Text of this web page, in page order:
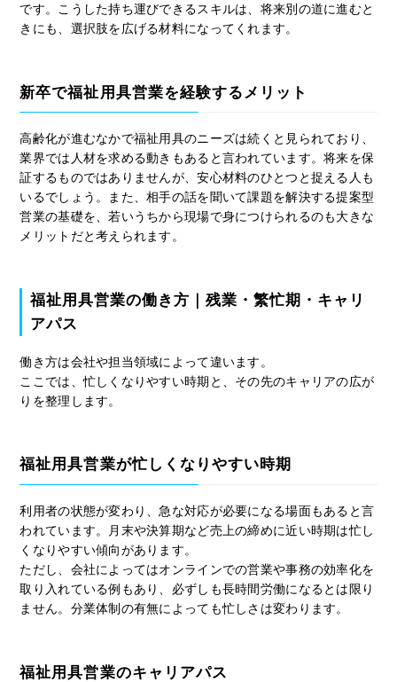
です。こうした持ち運びできるスキルは、将来別の道に進むと
きにも、選択肢を広げる材料になってくれます。
新卒で福祉用具営業を経験するメリット
高齢化が進むなかで福祉用具のニーズは続くと見られており、
業界では人材を求める動きもあると言われています。将来を保
証するものではありませんが、安心材料のひとつと捉える人も
いるでしょう。また、相手の話を聞いて課題を解決する提案型
営業の基礎を、若いうちから現場で身につけられるのも大きな
メリットだと考えられます。
福祉用具営業の働き方｜残業・繁忙期・キャリ
アパス
働き方は会社や担当領域によって違います。
ここでは、忙しくなりやすい時期と、その先のキャリアの広が
りを整理します。
福祉用具営業が忙しくなりやすい時期
利用者の状態が変わり、急な対応が必要になる場面もあると言
われています。月末や決算期など売上の締めに近い時期は忙し
くなりやすい傾向があります。
ただし、会社によってはオンラインでの営業や事務の効率化を
取り入れている例もあり、必ずしも長時間労働になるとは限り
ません。分業体制の有無によっても忙しさは変わります。
福祉用具営業のキャリアパス